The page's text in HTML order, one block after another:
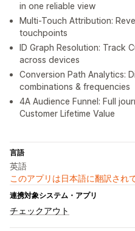
in one reliable view
Multi-Touch Attribution:
touchpoints
ID Graph Resolution: Track
across devices
Conversion Path Analytics:
combinations & frequencies
4A Audience Funnel: Full
Customer Lifetime Value
言語
英語
このアプリは日本語に翻訳され
連携対象システム・アプリ
チェックアウト